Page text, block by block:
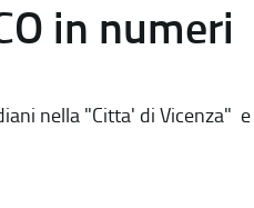
in numeri
nella "Citta' di Vicenza"